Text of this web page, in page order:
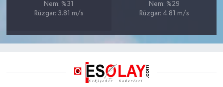
Nem: %31
Rüzgar: 3.81 m/s
Nem: %29
Rüzgar: 4.81 m/s